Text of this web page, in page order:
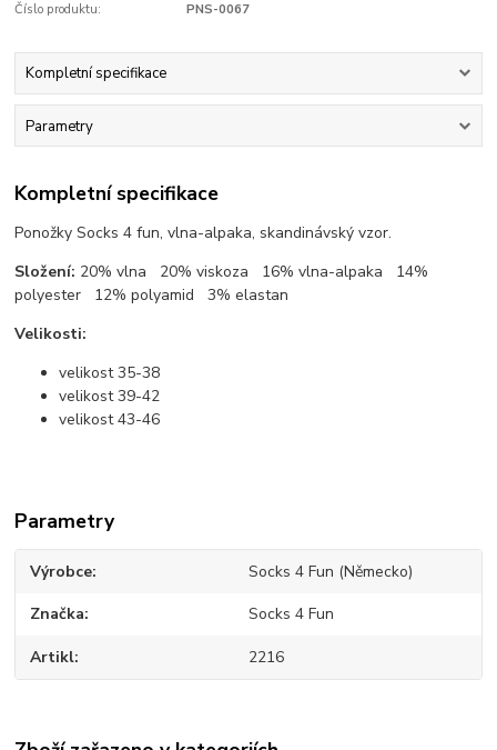
Číslo produktu: PNS-0067
Kompletní specifikace
Parametry
Kompletní specifikace
Ponožky Socks 4 fun, vlna-alpaka, skandinávský vzor.
Složení: 20% vlna 20% viskoza 16% vlna-alpaka 14%
polyester 12% polyamid 3% elastan
Velikosti:
velikost 35-38
velikost 39-42
velikost 43-46
Parametry
Výrobce Socks 4 Fun (Německo)
Značka Socks 4 Fun
Artikl 2216